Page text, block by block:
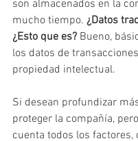
son almacenados en la
mucho tiempo. ¿Datos
¿Esto que es? Bueno,
los datos de
propiedad intelectual.
Si desean profundizar
proteger la compañía,
cuenta todos los factores,